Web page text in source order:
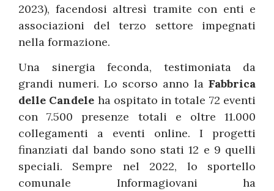
2023), facendosi altresì tramite con enti e
associazioni del terzo settore impegnati
nella formazione.
Una sinergia feconda, testimoniata da
grandi numeri. Lo scorso anno la Fabbrica
delle Candele ha ospitato in totale 72 eventi
con 7.500 presenze totali e oltre 11.000
collegamenti a eventi online. I progetti
finanziati dal bando sono stati 12 e 9 quelli
speciali. Sempre nel 2022, lo sportello
comunale Informagiovani ha